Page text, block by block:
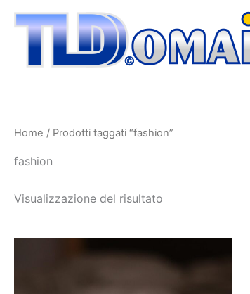
contenuto
Home / Prodotti taggati “fashion”
fashion
Visualizzazione del risultato